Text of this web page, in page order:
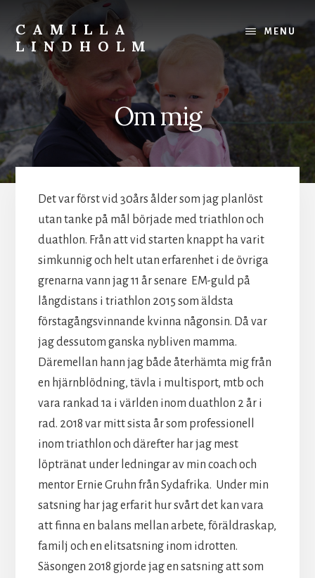
content
footer
CAMILLA
LINDHOLM
Draken
lyfter
motvind
MENU
Om mig
Det var först vid 30års ålder som jag planlöst
utan tanke på mål började med triathlon och
duathlon. Från att vid starten knappt ha varit
simkunnig och helt utan erfarenhet i de övriga
grenarna vann jag 11 år senare EM-guld på
långdistans i triathlon 2015 som äldsta
förstagångsvinnande kvinna någonsin. Då var
jag dessutom ganska nybliven mamma.
Däremellan hann jag både återhämta mig från
en hjärnblödning, tävla i multisport, mtb och
vara rankad 1a i världen inom duathlon 2 år i
rad. 2018 var mitt sista år som professionell
inom triathlon och därefter har jag mest
löptränat under ledningar av min coach och
mentor Ernie Gruhn från Sydafrika. Under min
satsning har jag erfarit hur svårt det kan vara
att finna en balans mellan arbete, föräldraskap,
familj och en elitsatsning inom idrotten.
Säsongen 2018 gjorde jag en satsning att som